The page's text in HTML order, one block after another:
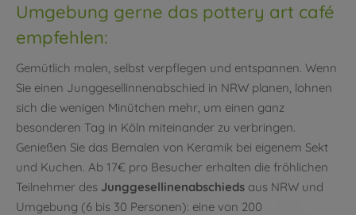
Umgebung gerne das pottery art café
empfehlen:
Gemütlich malen, selbst verpflegen und entspannen. Wenn
Sie einen Junggesellinnenabschied in NRW planen, lohnen
sich die wenigen Minütchen mehr, um einen ganz
besonderen Tag in Köln miteinander zu verbringen.
Genießen Sie das Bemalen von Keramik bei eigenem Sekt
und Kuchen. Ab 17€ pro Besucher erhalten die fröhlichen
Teilnehmer des Junggesellinenabschieds aus NRW und
Umgebung (6 bis 30 Personen): eine von 200